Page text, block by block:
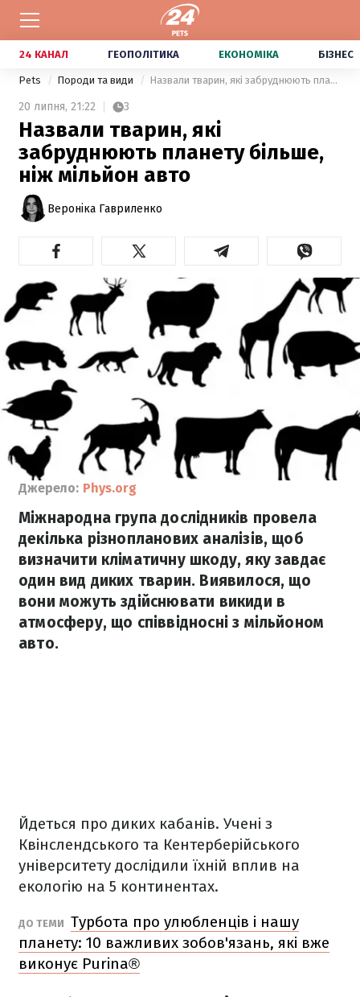
24 КАНАЛ ГЕОПОЛІТИКА ЕКОНОМІКА БІЗНЕС
Pets Породи та види Назвали тварин, які забруднюють планету більше, ніж мільйон авто
20 липня, 21:22 3
Назвали тварин, які
забруднюють планету більше,
ніж мільйон авто
Вероніка Гавриленко
Джерело: Phys.org
Міжнародна група дослідників провела
декілька різнопланових аналізів, щоб
визначити кліматичну шкоду, яку завдає
один вид диких тварин. Виявилося, що
вони можуть здійснювати викиди в
атмосферу, що співвідносні з мільйоном
авто.
Йдеться про диких кабанів. Учені з
Квінслендського та Кентерберійського
університету дослідили їхній вплив на
екологію на 5 континентах.
ДО ТЕМИ Турбота про улюбленців і нашу
планету: 10 важливих зобов'язань, які вже
виконує Purina®